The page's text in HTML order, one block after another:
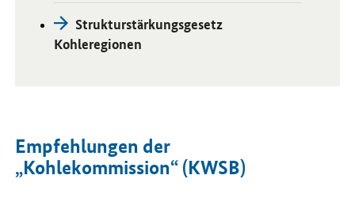
Strukturstärkungsgesetz
Kohleregionen
Empfehlungen der
„Kohlekommission“ (KWSB)